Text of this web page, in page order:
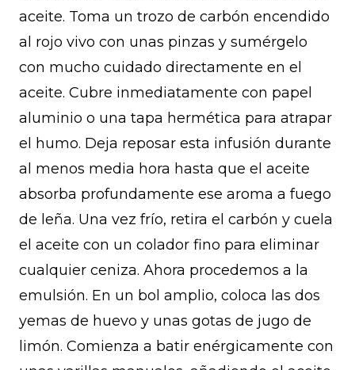
aceite. Toma un trozo de carbón encendido
al rojo vivo con unas pinzas y sumérgelo
con mucho cuidado directamente en el
aceite. Cubre inmediatamente con papel
aluminio o una tapa hermética para atrapar
el humo. Deja reposar esta infusión durante
al menos media hora hasta que el aceite
absorba profundamente ese aroma a fuego
de leña. Una vez frío, retira el carbón y cuela
el aceite con un colador fino para eliminar
cualquier ceniza. Ahora procedemos a la
emulsión. En un bol amplio, coloca las dos
yemas de huevo y unas gotas de jugo de
limón. Comienza a batir enérgicamente con